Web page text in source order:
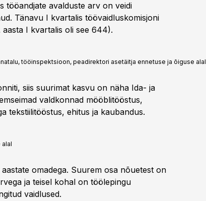
tööandjate avalduste arv on veidi
Tänavu I kvartalis töövaidluskomisjoni
I kvartalis oli see 644).
tööinspektsioon, peadirektori asetäitja ennetuse ja õiguse alal
siis suurimat kasvu on näha Ida- ja
valdkonnad mööblitööstus,
tekstiilitööstus, ehitus ja kaubandus.
omadega. Suurem osa nõuetest on
ja teisel kohal on töölepingu
vaidlused.